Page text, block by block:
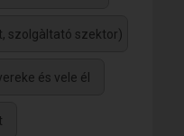
szolgàltató szektor)
és vele él